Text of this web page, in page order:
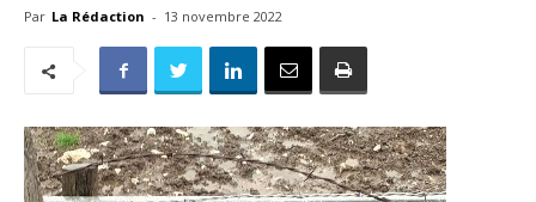
Par La Rédaction - 13 novembre 2022